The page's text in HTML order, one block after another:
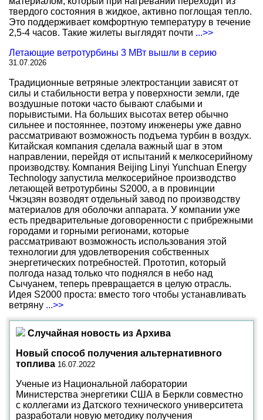
твердого состояния в жидкое, активно поглощая тепло.
Это поддерживает комфортную температуру в течение
2,5-4 часов. Такие жилеты выглядят почти ...>>
Летающие ветротурбины 3 МВт вышли в серию
31.07.2026
Традиционные ветряные электростанции зависят от
силы и стабильности ветра у поверхности земли, где
воздушные потоки часто бывают слабыми и
порывистыми. На больших высотах ветер обычно
сильнее и постояннее, поэтому инженеры уже давно
рассматривают возможность подъема турбин в воздух.
Китайская компания сделала важный шаг в этом
направлении, перейдя от испытаний к мелкосерийному
производству. Компания Beijing Linyi Yunchuan Energy
Technology запустила мелкосерийное производство
летающей ветротурбины S2000, а в провинции
Чжэцзян возводят отдельный завод по производству
материалов для оболочки аппарата. У компании уже
есть предварительные договоренности с прибрежными
городами и горными регионами, которые
рассматривают возможность использования этой
технологии для удовлетворения собственных
энергетических потребностей. Прототип, который
полгода назад только что поднялся в небо над
Сычуанем, теперь превращается в целую отрасль.
Идея S2000 проста: вместо того чтобы устанавливать
ветряну ...>>
Случайная новость из Архива
Новый способ получения альтернативного
топлива 16.07.2022
Ученые из Национальной лаборатории
Министерства энергетики США в Беркли совместно
с коллегами из Датского технического университета
разработали новую методику получения